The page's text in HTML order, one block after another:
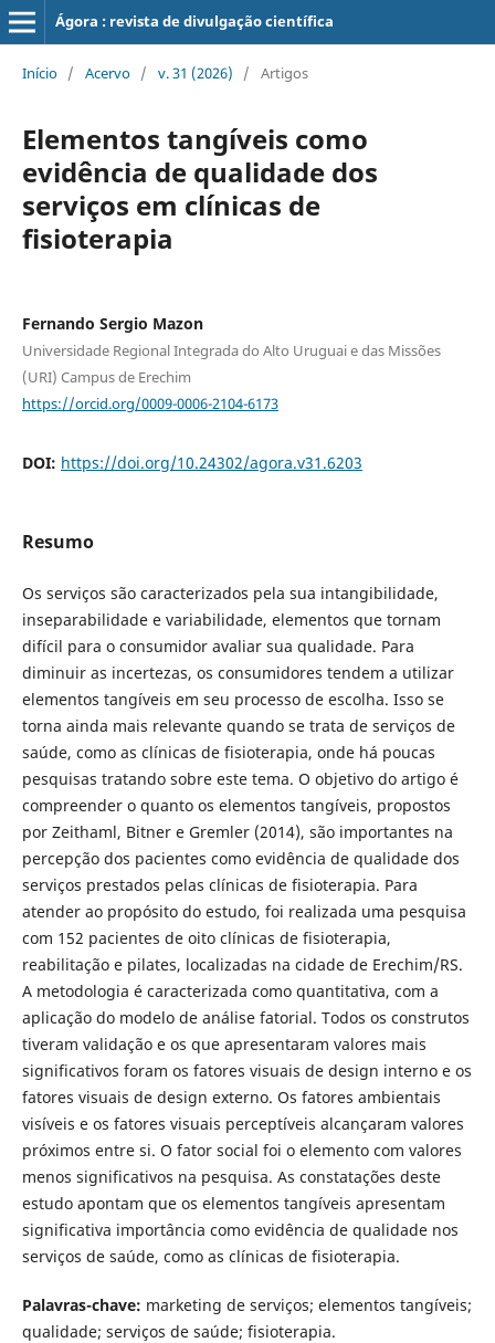
Ágora : revista de divulgação científica
Início / Acervo / v. 31 (2026) / Artigos
Elementos tangíveis como
evidência de qualidade dos
serviços em clínicas de
fisioterapia
Fernando Sergio Mazon
Universidade Regional Integrada do Alto Uruguai e das Missões
(URI) Campus de Erechim
https://orcid.org/0009-0006-2104-6173
DOI: https://doi.org/10.24302/agora.v31.6203
Resumo
Os serviços são caracterizados pela sua intangibilidade,
inseparabilidade e variabilidade, elementos que tornam
difícil para o consumidor avaliar sua qualidade. Para
diminuir as incertezas, os consumidores tendem a utilizar
elementos tangíveis em seu processo de escolha. Isso se
torna ainda mais relevante quando se trata de serviços de
saúde, como as clínicas de fisioterapia, onde há poucas
pesquisas tratando sobre este tema. O objetivo do artigo é
compreender o quanto os elementos tangíveis, propostos
por Zeithaml, Bitner e Gremler (2014), são importantes na
percepção dos pacientes como evidência de qualidade dos
serviços prestados pelas clínicas de fisioterapia. Para
atender ao propósito do estudo, foi realizada uma pesquisa
com 152 pacientes de oito clínicas de fisioterapia,
reabilitação e pilates, localizadas na cidade de Erechim/RS.
A metodologia é caracterizada como quantitativa, com a
aplicação do modelo de análise fatorial. Todos os construtos
tiveram validação e os que apresentaram valores mais
significativos foram os fatores visuais de design interno e os
fatores visuais de design externo. Os fatores ambientais
visíveis e os fatores visuais perceptíveis alcançaram valores
próximos entre si. O fator social foi o elemento com valores
menos significativos na pesquisa. As constatações deste
estudo apontam que os elementos tangíveis apresentam
significativa importância como evidência de qualidade nos
serviços de saúde, como as clínicas de fisioterapia.
Palavras-chave: marketing de serviços; elementos tangíveis;
qualidade; serviços de saúde; fisioterapia.